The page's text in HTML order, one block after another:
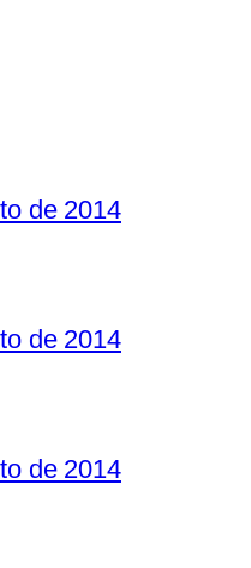
de 2014
de 2014
de 2014